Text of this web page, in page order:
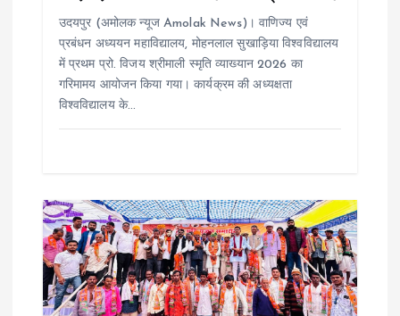
उदयपुर (अमोलक न्यूज Amolak News)। वाणिज्य एवं
प्रबंधन अध्ययन महाविद्यालय, मोहनलाल सुखाड़िया विश्वविद्यालय
में प्रथम प्रो. विजय श्रीमाली स्मृति व्याख्यान 2026 का
गरिमामय आयोजन किया गया। कार्यक्रम की अध्यक्षता
विश्वविद्यालय के…